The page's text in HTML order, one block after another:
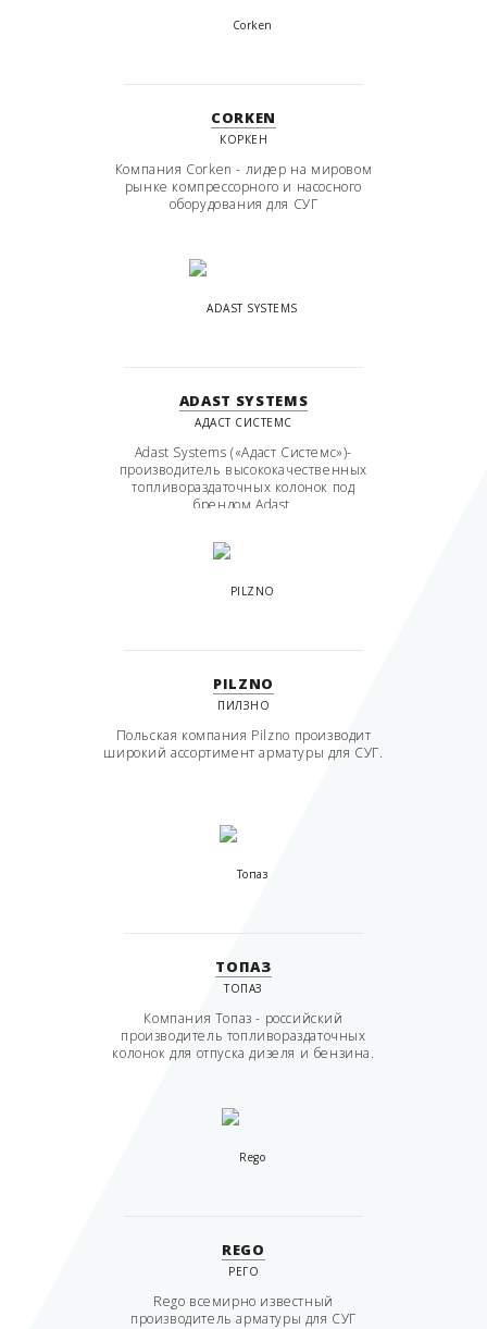
CORKEN
КОРКЕН
Компания Corken - лидер на мировом
рынке компрессорного и насосного
оборудования для СУГ
ADAST SYSTEMS
АДАСТ СИСТЕМС
Adast Systems («Адаст Системс»)-
производитель высококачественных
топливораздаточных колонок под
брендом Adast.
PILZNO
ПИЛЗНО
Польская компания Pilzno производит
широкий ассортимент арматуры для СУГ.
ТОПАЗ
ТОПАЗ
Компания Топаз - российский
производитель топливораздаточных
колонок для отпуска дизеля и бензина.
REGO
РЕГО
Rego всемирно известный
производитель арматуры для СУГ